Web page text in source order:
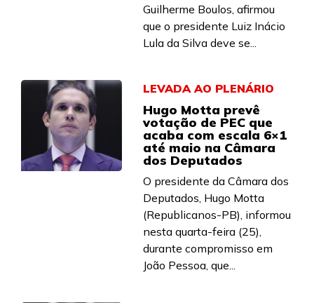
Guilherme Boulos, afirmou
que o presidente Luiz Inácio
Lula da Silva deve se...
LEVADA AO PLENÁRIO
Hugo Motta prevê
votação de PEC que
acaba com escala 6×1
até maio na Câmara
dos Deputados
O presidente da Câmara dos
Deputados, Hugo Motta
(Republicanos-PB), informou
nesta quarta-feira (25),
durante compromisso em
João Pessoa, que...